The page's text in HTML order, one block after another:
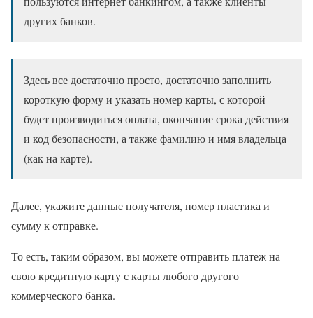
других банков.
Здесь все достаточно просто, достаточно заполнить
короткую форму и указать номер карты, с которой
будет производиться оплата, окончание срока действия
и код безопасности, а также фамилию и имя владельца
(как на карте).
Далее, укажите данные получателя, номер пластика и
сумму к отправке.
То есть, таким образом, вы можете отправить платеж на
свою кредитную карту с карты любого другого
коммерческого банка.